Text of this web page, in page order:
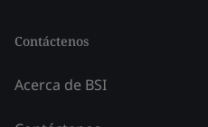
Contáctenos
Acerca de BSI